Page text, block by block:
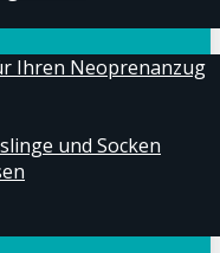
Ihren Neoprenanzug
und Socken